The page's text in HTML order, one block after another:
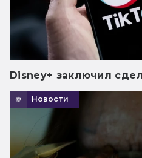
Disney+ заключил
Новости